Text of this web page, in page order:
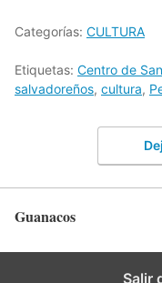
Categorías: CULTURA
Etiquetas: Centro de
salvadoreños, cultura,
Guanacos
Salir